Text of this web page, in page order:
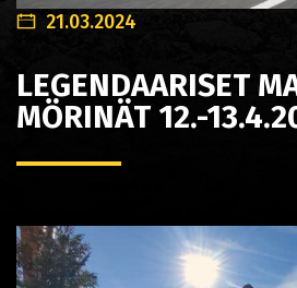
21.03.2024
LEGENDAARISET
MÖRINÄT 12.-